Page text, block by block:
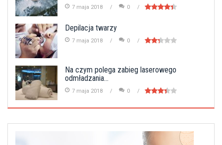
7 maja 2018 0
Depilacja twarzy
7 maja 2018 0
Na czym polega zabieg laserowego
odmładzania...
7 maja 2018 0